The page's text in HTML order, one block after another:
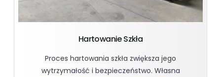
Hartowanie Szkła
Proces hartowania szkła zwiększa jego
wytrzymałość i bezpieczeństwo. Własna